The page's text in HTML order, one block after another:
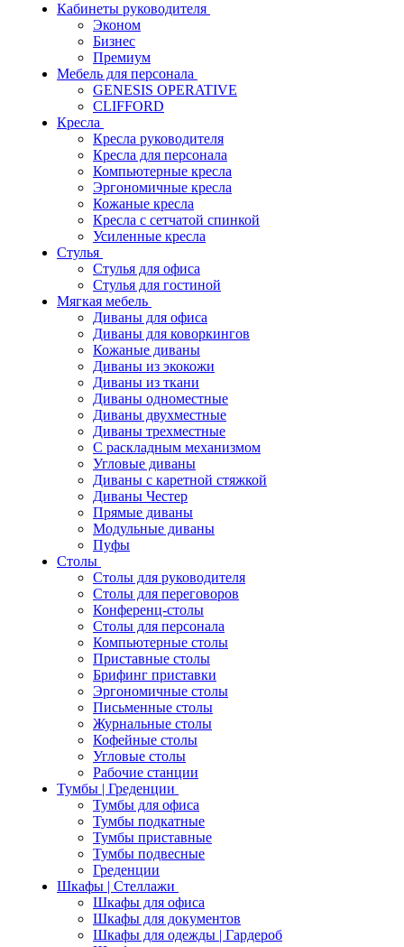
Кабинеты руководителя
Эконом
Бизнес
Премиум
Мебель для персонала
GENESIS OPERATIVE
CLIFFORD
Кресла
Кресла руководителя
Кресла для персонала
Компьютерные кресла
Эргономичные кресла
Кожаные кресла
Кресла с сетчатой спинкой
Усиленные кресла
Стулья
Стулья для офиса
Стулья для гостиной
Мягкая мебель
Диваны для офиса
Диваны для коворкингов
Кожаные диваны
Диваны из экокожи
Диваны из ткани
Диваны одноместные
Диваны двухместные
Диваны трехместные
С раскладным механизмом
Угловые диваны
Диваны с каретной стяжкой
Диваны Честер
Прямые диваны
Модульные диваны
Пуфы
Столы
Столы для руководителя
Столы для переговоров
Конференц-столы
Столы для персонала
Компьютерные столы
Приставные столы
Брифинг приставки
Эргономичные столы
Письменные столы
Журнальные столы
Кофейные столы
Угловые столы
Рабочие станции
Тумбы | Греденции
Тумбы для офиса
Тумбы подкатные
Тумбы приставные
Тумбы подвесные
Греденции
Шкафы | Стеллажи
Шкафы для офиса
Шкафы для документов
Шкафы для одежды | Гардероб